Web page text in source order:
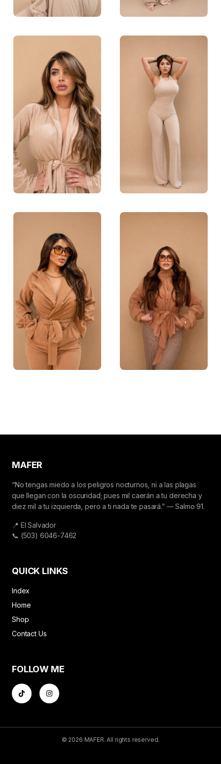
MAFER
“No tengas miedo a los peligros nocturnos, ni a las plagas
que llegan con la oscuridad; pues mil caerán a tu derecha y
diez mil a tu izquierda, pero a ti nada te pasará.” — Salmo 91.
📍 El Salvador
📞 (503) 6046-7462
QUICK LINKS
Index
Home
Shop
Contact Us
FOLLOW ME
© 2026 MAFER. All rights reserved.